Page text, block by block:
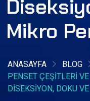
Mikro
ANASAYFA BLOG
PENSET ÇEŞITLERI
DISEKSIYON, DOKU